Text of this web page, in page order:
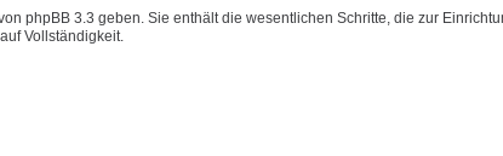
phpBB 3.3 geben. Sie enthält die wesentlichen Schritte, die zur
Vollständigkeit.